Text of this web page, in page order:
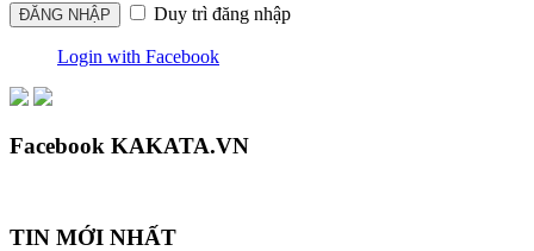
Duy trì đăng nhập
Login with Facebook
Facebook KAKATA.VN
TIN MỚI NHẤT